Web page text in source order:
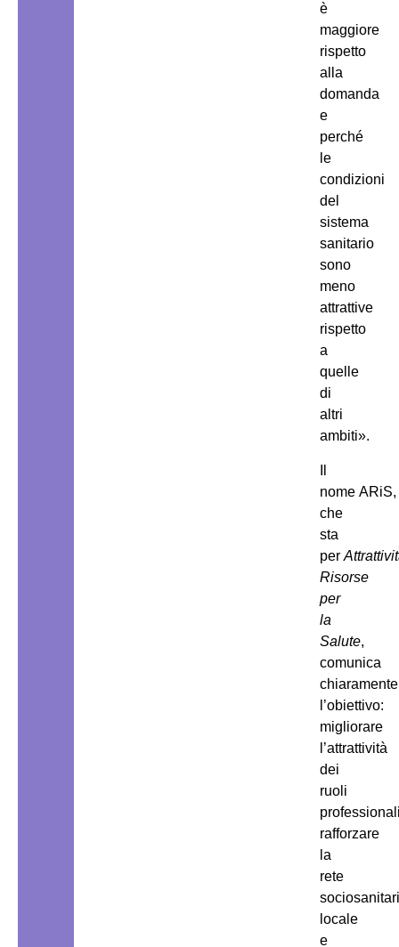
è
maggiore
rispetto
alla
domanda
e
perché
le
condizioni
del
sistema
sanitario
sono
meno
attrattive
rispetto
a
quelle
di
altri
ambiti».
nome ARiS,
che
sta
per
Risorse
per
la
Salute,
comunica
chiaramente
l’obiettivo:
migliorare
l’attrattività
dei
ruoli
rafforzare
la
rete
locale
e